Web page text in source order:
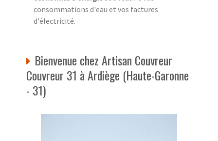
consommations d'eau et vos factures
d'électricité.
Bienvenue chez Artisan Couvreur
Couvreur 31 à Ardiège (Haute-Garonne
- 31)